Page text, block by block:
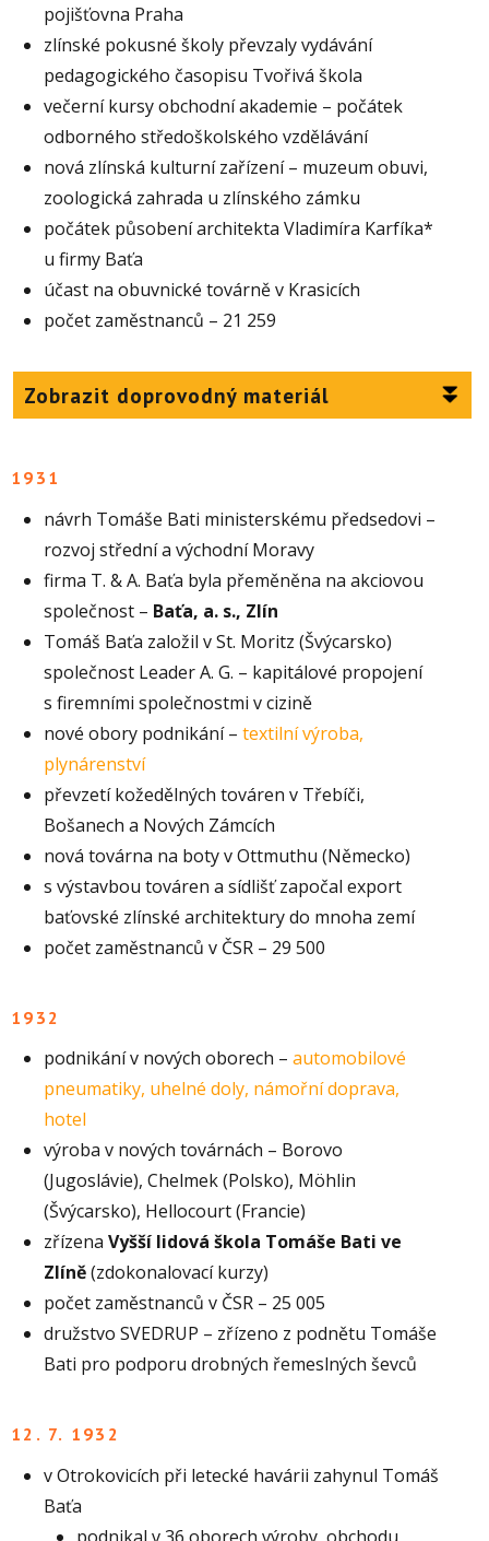
pojišťovna Praha
zlínské pokusné školy převzaly vydávání
pedagogického časopisu Tvořivá škola
večerní kursy obchodní akademie – počátek
odborného středoškolského vzdělávání
nová zlínská kulturní zařízení – muzeum obuvi,
zoologická zahrada u zlínského zámku
počátek působení architekta Vladimíra Karfíka*
u firmy Baťa
účast na obuvnické továrně v Krasicích
počet zaměstnanců – 21 259
Zobrazit doprovodný materiál
1931
návrh Tomáše Bati ministerskému předsedovi –
rozvoj střední a východní Moravy
firma T. & A. Baťa byla přeměněna na akciovou
společnost – Baťa, a. s., Zlín
Tomáš Baťa založil v St. Moritz (Švýcarsko)
společnost Leader A. G. – kapitálové propojení
s firemními společnostmi v cizině
nové obory podnikání – textilní výroba,
plynárenství
převzetí kožedělných továren v Třebíči,
Bošanech a Nových Zámcích
nová továrna na boty v Ottmuthu (Německo)
s výstavbou továren a sídlišť započal export
baťovské zlínské architektury do mnoha zemí
počet zaměstnanců v ČSR – 29 500
1932
podnikání v nových oborech – automobilové
pneumatiky, uhelné doly, námořní doprava,
hotel
výroba v nových továrnách – Borovo
(Jugoslávie), Chelmek (Polsko), Möhlin
(Švýcarsko), Hellocourt (Francie)
zřízena Vyšší lidová škola Tomáše Bati ve
Zlíně(zdokonalovací kurzy)
počet zaměstnanců v ČSR – 25 005
družstvo SVEDRUP – zřízeno z podnětu Tomáše
Bati pro podporu drobných řemeslných ševců
12. 7. 1932
v Otrokovicích při letecké havárii zahynul Tomáš
Baťa